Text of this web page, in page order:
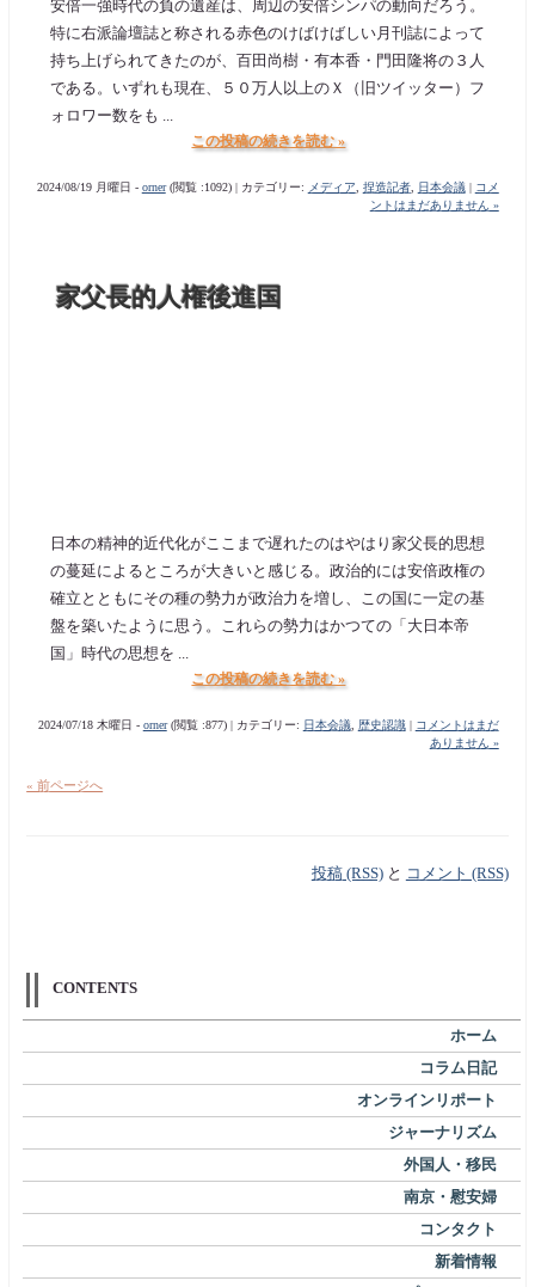
安倍一強時代の負の遺産は、周辺の安倍シンパの動向だろう。
特に右派論壇誌と称される赤色のけばけばしい月刊誌によって
持ち上げられてきたのが、百田尚樹・有本香・門田隆将の３人
である。いずれも現在、５０万人以上のＸ（旧ツイッター）フ
ォロワー数をも ...
この投稿の続きを読む »
2024/08/19 月曜日 - orner(閲覧 :1092) | カテゴリー: メディア, 捏造記者, 日本会議|
コメ
ントはまだありません »
家父長的人権後進国
日本の精神的近代化がここまで遅れたのはやはり家父長的思想
の蔓延によるところが大きいと感じる。政治的には安倍政権の
確立とともにその種の勢力が政治力を増し、この国に一定の基
盤を築いたように思う。これらの勢力はかつての「大日本帝
国」時代の思想を ...
この投稿の続きを読む »
2024/07/18 木曜日 - orner(閲覧 :877) | カテゴリー: 日本会議, 歴史認識|
コメントはまだ
ありません »
« 前ページへ
投稿 (RSS)と コメント (RSS)
CONTENTS
ホーム
コラム日記
オンラインリポート
ジャーナリズム
外国人・移民
南京・慰安婦
コンタクト
新着情報